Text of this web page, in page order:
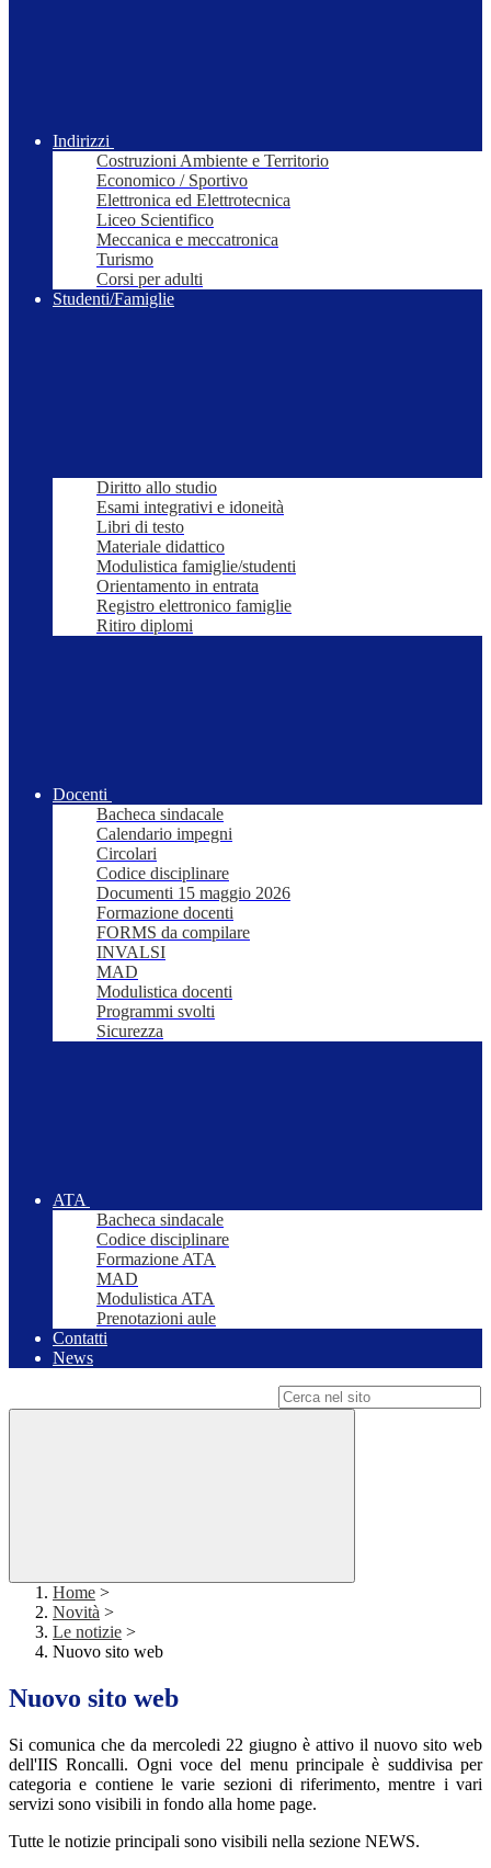
Indirizzi
Costruzioni Ambiente e Territorio
Economico / Sportivo
Elettronica ed Elettrotecnica
Liceo Scientifico
Meccanica e meccatronica
Turismo
Corsi per adulti
Studenti/Famiglie
Diritto allo studio
Esami integrativi e idoneità
Libri di testo
Materiale didattico
Modulistica famiglie/studenti
Orientamento in entrata
Registro elettronico famiglie
Ritiro diplomi
Docenti
Bacheca sindacale
Calendario impegni
Circolari
Codice disciplinare
Documenti 15 maggio 2026
Formazione docenti
FORMS da compilare
INVALSI
MAD
Modulistica docenti
Programmi svolti
Sicurezza
ATA
Bacheca sindacale
Codice disciplinare
Formazione ATA
MAD
Modulistica ATA
Prenotazioni aule
Contatti
News
Home >
Novità >
Le notizie >
Nuovo sito web
Nuovo sito web
Si comunica che da mercoledi 22 giugno è attivo il nuovo sito web
dell'IIS Roncalli. Ogni voce del menu principale è suddivisa per
categoria e contiene le varie sezioni di riferimento, mentre i vari
servizi sono visibili in fondo alla home page.
Tutte le notizie principali sono visibili nella sezione NEWS.